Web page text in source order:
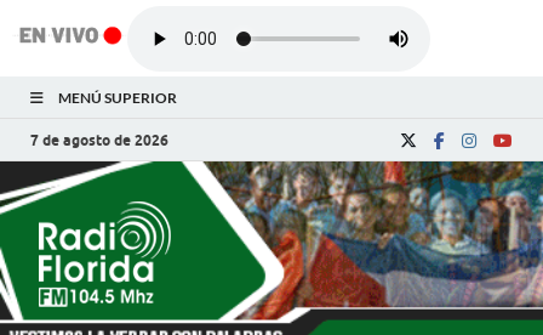
MENÚ SUPERIOR
7 de agosto de 2026
Radio Florida de
Cuba
Noticias y Actualidades de Florida, Camagüey,